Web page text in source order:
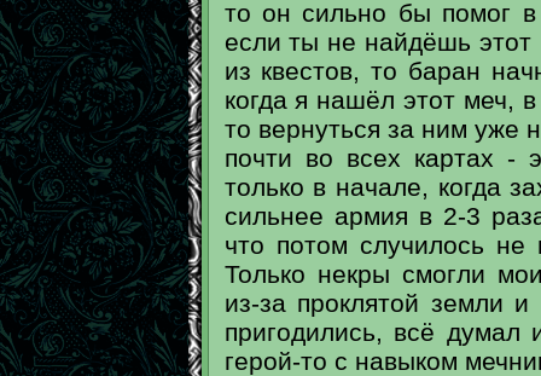
то он сильно бы помог
если ты не найдёшь
из квестов, то баран
когда я нашёл этот меч,
то вернуться за ним уже
почти во всех картах -
только в начале, когда
сильнее армия в 2-3
что потом случилось
Только некры смогли
из-за проклятой земли
пригодились, всё думал
герой-то с навыком